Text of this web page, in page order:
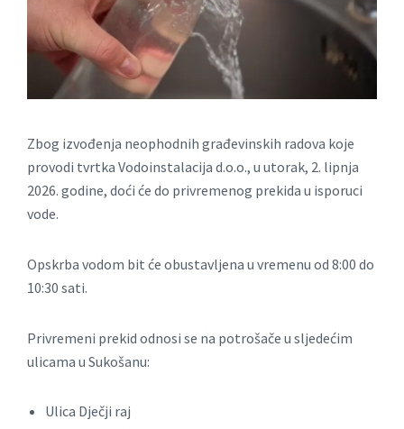
Zbog izvođenja neophodnih građevinskih radova koje
provodi tvrtka Vodoinstalacija d.o.o., u utorak, 2. lipnja
2026. godine, doći će do privremenog prekida u isporuci
vode.
Opskrba vodom bit će obustavljena u vremenu od 8:00 do
10:30 sati.
Privremeni prekid odnosi se na potrošače u sljedećim
ulicama u Sukošanu:
Ulica Dječji raj